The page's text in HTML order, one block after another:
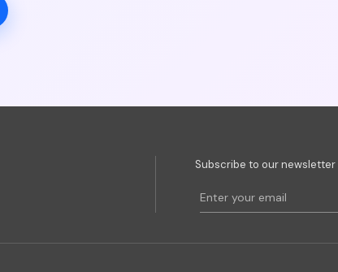
Subscribe to our newsletter